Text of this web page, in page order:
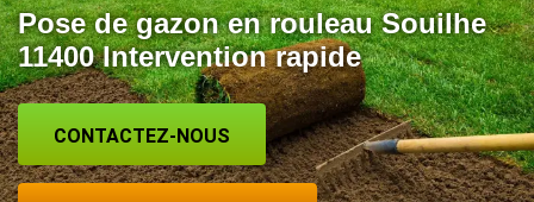
Pose de gazon en rouleau Souilhe
11400 Intervention rapide
CONTACTEZ-NOUS